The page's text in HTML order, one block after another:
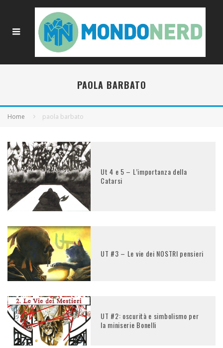
PAOLA BARBATO
Home paola barbato
Ut 4 e 5 – L’importanza della
Catarsi
UT #3 – Le vie dei NOSTRI pensieri
UT #2: oscurità e simbolismo per
la miniserie Bonelli